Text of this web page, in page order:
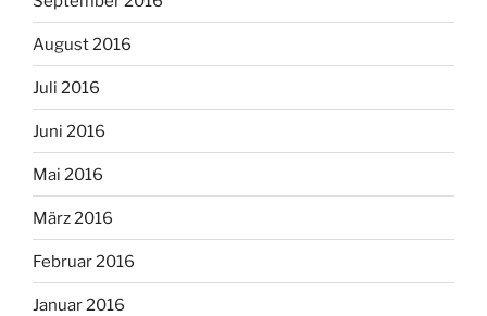
August 2016
Juli 2016
Juni 2016
Mai 2016
März 2016
Februar 2016
Januar 2016